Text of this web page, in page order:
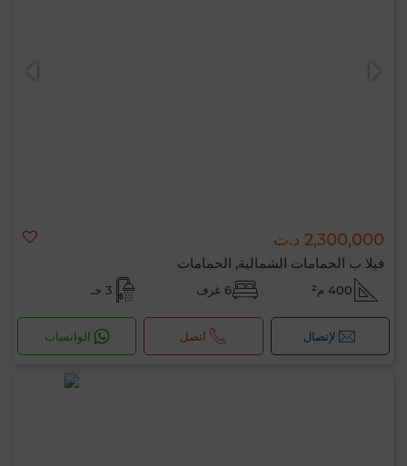
2,300,000 د.ت
فيلا ب الحمامات الشمالية, الحمامات
400 م² 6 غرف 3 حـ
لإتصال اتصل الواتساب